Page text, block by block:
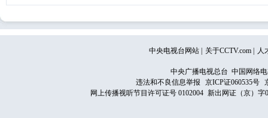
中央电视台网站 关于CCTV.com 人
中央广播电视总台 中国网络
违法和不良信息举报
京ICP证060535号
网上传播视听节目许可证号 0102004 新出网证（京）